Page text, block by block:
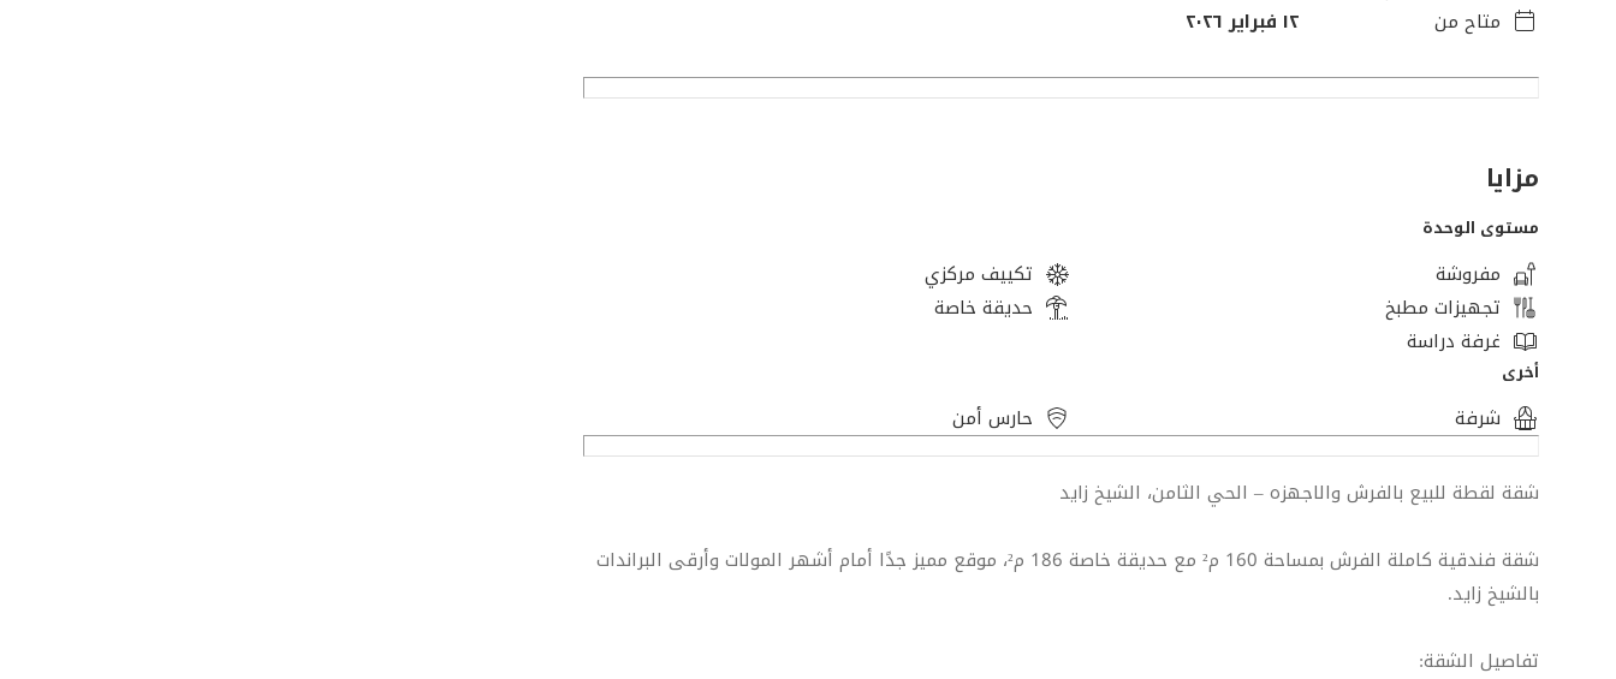
متاح من
١٢ فبراير ٢٠٢٦
مزايا
مستوى الوحدة
مفروشة
تكييف مركزي
تجهيزات مطبخ
حديقة خاصة
غرفة دراسة
أخرى
شرفة حارس أمن
شقة لقطة للبيع بالفرش والاجهزه – الحي الثامن، الشيخ زايد
شقة فندقية كاملة الفرش بمساحة 160 م² مع حديقة خاصة 186 م²، موقع مميز جدًا أمام أشهر المولات وأرقى البراندات
بالشيخ زايد.
تفاصيل الشقة: